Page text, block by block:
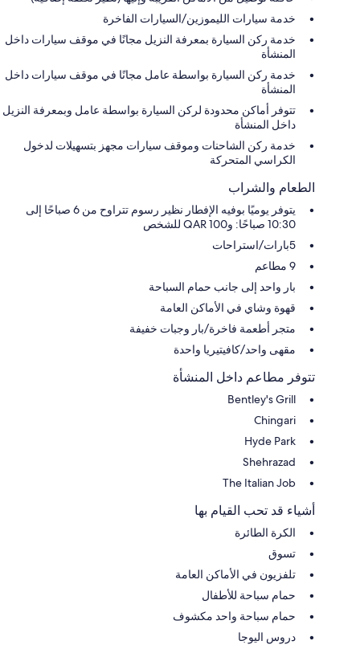
خدمة سيارات الليموزين/السيارات الفاخرة
خدمة ركن السيارة بمعرفة النزيل مجانًا في موقف سيارات داخل
المنشأة
خدمة ركن السيارة بواسطة عامل مجانًا في موقف سيارات داخل
المنشأة
تتوفر أماكن محدودة لركن السيارة بواسطة عامل وبمعرفة النزيل
داخل المنشأة
خدمة ركن الشاحنات وموقف سيارات مجهز بتسهيلات لدخول
الكراسي المتحركة
الطعام والشراب
يتوفر يوميًا بوفيه الإفطار نظير رسوم تتراوح من 6 صباحًا إلى
10:30 صباحًا: و100 QAR للشخص
5بارات/استراحات
9 مطاعم
بار واحد إلى جانب حمام السباحة
قهوة وشاي في الأماكن العامة
متجر أطعمة فاخرة/بار وجبات خفيفة
مقهى واحد/كافيتيريا واحدة
تتوفر مطاعم داخل المنشأة
Bentley's Grill
Chingari
Hyde Park
Shehrazad
The Italian Job
أشياء قد تحب القيام بها
الكرة الطائرة
تسوق
تلفزيون في الأماكن العامة
حمام سباحة للأطفال
حمام سباحة واحد مكشوف
دروس اليوجا